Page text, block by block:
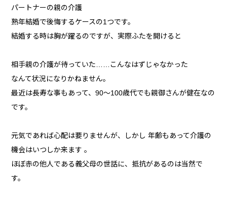
パートナーの親の介護
熟年結婚で後悔するケースの1つです。
結婚する時は胸が躍るのですが、実際ふたを開けると
相手親の介護が待っていた……こんなはずじゃなかった
なんて状況になりかねません。
最近は長寿な事もあって、90～100歳代でも親御さんが健在なの
です。
元気であれば心配は要りませんが、しかし 年齢もあって介護の
機会はいつしか来ます 。
ほぼ赤の他人である義父母の世話に、抵抗があるのは当然で
す。